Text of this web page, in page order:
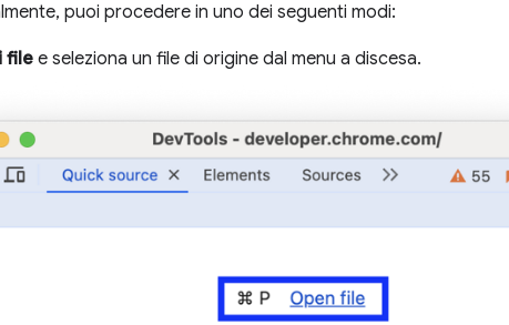
puoi procedere in uno dei seguenti modi:
file e seleziona un file di origine dal menu a discesa.